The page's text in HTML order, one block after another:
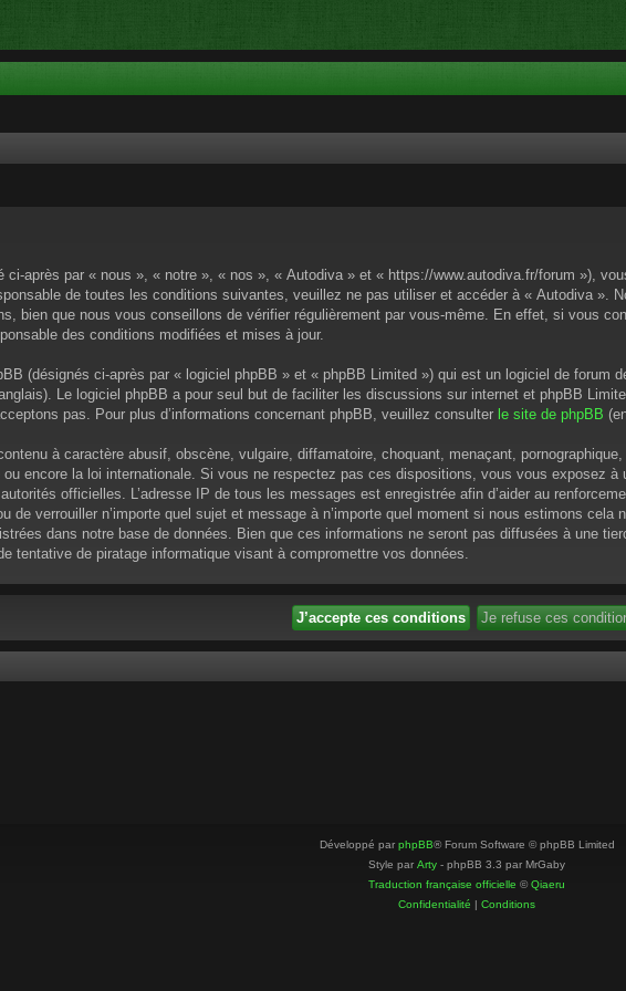
ci-après par « nous », « notre », « nos », « Autodiva » et « https://www.autodiva.fr/forum »),
de toutes les conditions suivantes, veuillez ne pas utiliser et accéder à « Autodiva ».
bien que nous vous conseillons de vérifier régulièrement par vous-même. En effet, si vous
des conditions modifiées et mises à jour.
(désignés ci-après par « logiciel phpBB » et « phpBB Limited ») qui est un logiciel de forum
Le logiciel phpBB a pour seul but de faciliter les discussions sur internet et phpBB
pas. Pour plus d’informations concernant phpBB, veuillez consulter le site de phpBB
à caractère abusif, obscène, vulgaire, diffamatoire, choquant, menaçant,
encore la loi internationale. Si vous ne respectez pas ces dispositions, vous vous exposez
officielles. L’adresse IP de tous les messages est enregistrée afin d’aider au
de verrouiller n’importe quel sujet et message à n’importe quel moment si nous estimons
dans notre base de données. Bien que ces informations ne seront pas diffusées à une
tentative de piratage informatique visant à compromettre vos données.
Développé par phpBB® Forum Software © phpBB Limited
Style par Arty - phpBB 3.3 par MrGaby
Traduction française officielle ©Qiaeru
Confidentialité | Conditions